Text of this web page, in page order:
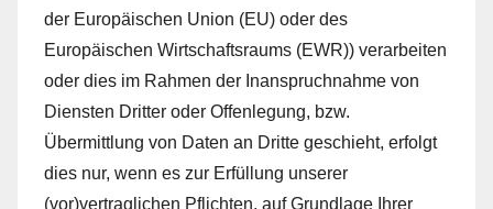
der Europäischen Union (EU) oder des
Europäischen Wirtschaftsraums (EWR)) verarbeiten
oder dies im Rahmen der Inanspruchnahme von
Diensten Dritter oder Offenlegung, bzw.
Übermittlung von Daten an Dritte geschieht, erfolgt
dies nur, wenn es zur Erfüllung unserer
(vor)vertraglichen Pflichten, auf Grundlage Ihrer